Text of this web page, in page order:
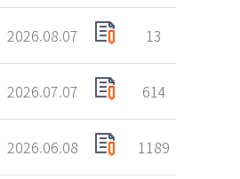
2026.08.07 13
2026.07.07 614
2026.06.08 1189